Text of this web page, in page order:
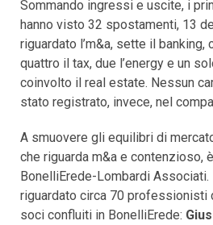
Sommando ingressi e uscite, i
hanno visto 32 spostamenti, 13
riguardato l’m&a, sette il
quattro il tax, due l’energy e un
coinvolto il real estate. Nessun
stato registrato, invece, nel
A smuovere gli equilibri di
che riguarda m&a e contenzioso,
BonelliErede-Lombardi Associati.
riguardato circa 70 professionisti
soci confluiti in BonelliErede: